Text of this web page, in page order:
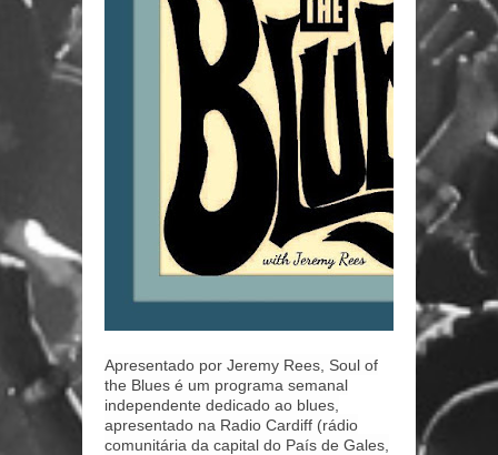
Apresentado por Jeremy Rees, Soul of
the Blues é um programa semanal
independente dedicado ao blues,
apresentado na Radio Cardiff (rádio
comunitária da capital do País de Gales,